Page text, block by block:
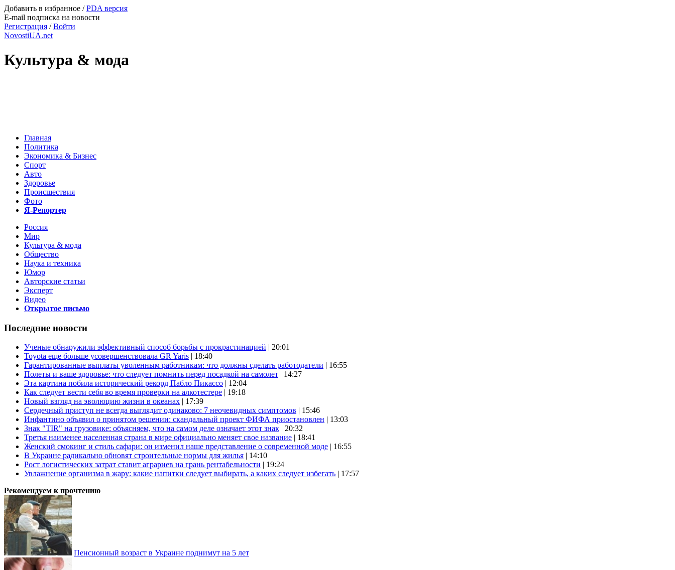
Добавить в избранное /PDA версия
E-mail подписка на новости
Регистрация /Войти
NovostiUA.net
Культура & мода
Главная
Политика
Экономика & Бизнес
Спорт
Авто
Здоровье
Происшествия
Фото
Я-Репортер
Россия
Мир
Культура & мода
Общество
Наука и техника
Юмор
Авторские статьи
Эксперт
Видео
Открытое письмо
Последние новости
Ученые обнаружили эффективный способ борьбы с прокрастинацией | 20:01
Toyota еще больше усовершенствовала GR Yaris | 18:40
Гарантированные выплаты уволенным работникам: что должны сделать работодатели | 16:55
Полеты и ваше здоровье: что следует помнить перед посадкой на самолет | 14:27
Эта картина побила исторический рекорд Пабло Пикассо | 12:04
Как следует вести себя во время проверки на алкотестере | 19:18
Новый взгляд на эволюцию жизни в океанах | 17:39
Сердечный приступ не всегда выглядит одинаково: 7 неочевидных симптомов | 15:46
Инфантино объявил о принятом решении: скандальный проект ФИФА приостановлен | 13:03
Знак "TIR" на грузовике: объясняем, что на самом деле означает этот знак | 20:32
Третья наименее населенная страна в мире официально меняет свое название | 18:41
Женский смокинг и стиль сафари: он изменил наше представление о современной моде | 16:55
В Украине радикально обновят строительные нормы для жилья | 14:10
Рост логистических затрат ставит аграриев на грань рентабельности | 19:24
Увлажнение организма в жару: какие напитки следует выбирать, а каких следует избегать | 17:57
Рекомендуем к прочтению
Пенсионный возраст в Украине поднимут на 5 лет